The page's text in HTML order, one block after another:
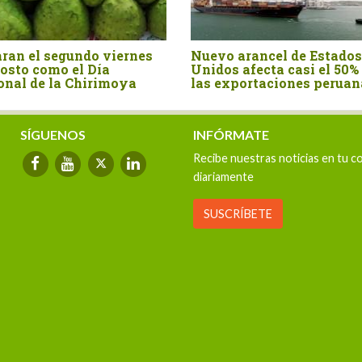
el segundo viernes
como el Día
de la Chirimoya
Nuevo arancel de Estados
Unidos afecta casi el 50%
las exportaciones
SÍGUENOS INFÓRMATE
Recibe nuestras noticias en tu
diariamente
SUSCRÍBETE